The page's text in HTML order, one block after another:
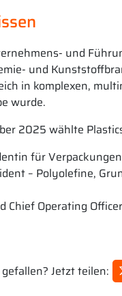
und
und
in komplexen,
wurde.
2025 wählte
für
– Polyolefine,
Operating
Jetzt teilen: